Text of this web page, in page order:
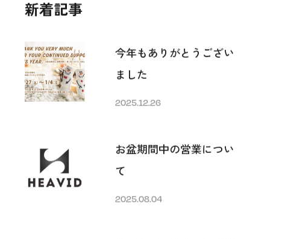
新着記事
今年もありがとうござい
ました
2025.12.26
お盆期間中の営業につい
て
2025.08.04